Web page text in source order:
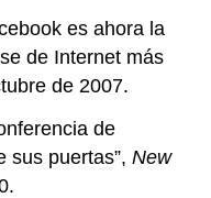
es ahora la
de Internet más
de 2007.
de
sus puertas”,New